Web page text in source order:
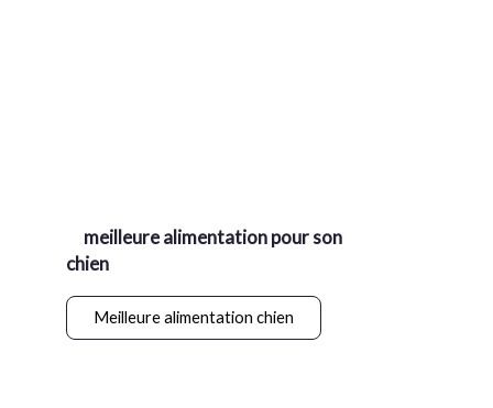
meilleure alimentation pour son
chien
Meilleure alimentation chien